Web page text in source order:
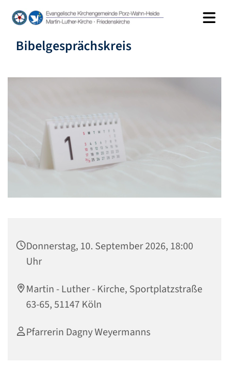
Bibelgesprächskreis
Donnerstag, 10. September 2026, 18:00
Uhr
Martin - Luther - Kirche, Sportplatzstraße
63-65, 51147 Köln
Pfarrerin Dagny Weyermanns